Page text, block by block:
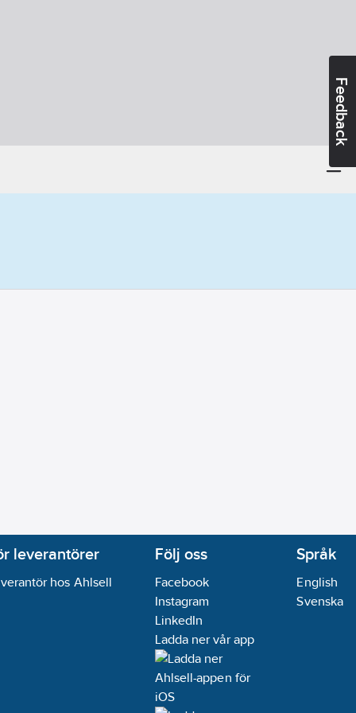
Feedback
leverantörer
hos Ahlsell
Följ oss
Facebook
Instagram
LinkedIn
Ladda ner vår app
Språk
English
Svenska